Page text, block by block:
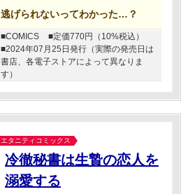
逃げられないってわかった…？
■COMICS
■定価770円（10%税込）
■2024年07月25日発行（実際の発売日は
書店、各電子ストアによって異なりま
す）
エタニティコミックス
冷徹秘書は生贄の恋人を
溺愛する